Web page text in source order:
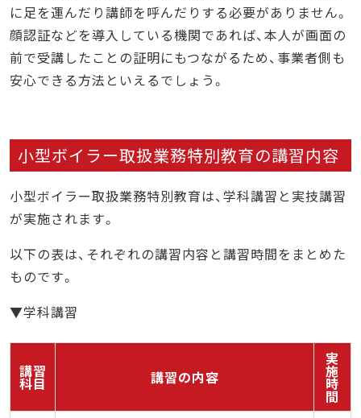
に足を運んだり講師を呼んだりする必要がありません。
顔認証などを導入している機関であれば、本人が画面の
前で受講したことの証明にもつながるため、事業者側も
安心できる方法といえるでしょう。
小型ボイラー取扱業務特別教育の講習内容
小型ボイラー取扱業務特別教育は、学科講習と実技講習
が実施されます。
以下の表は、それぞれの講習内容と講習時間をまとめた
ものです。
▼学科講習
講習
科目 講習の内容
実
施
時
間